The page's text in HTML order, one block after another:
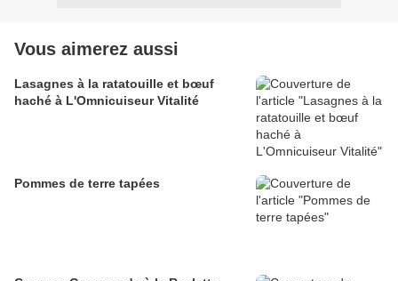
Vous aimerez aussi
Lasagnes à la ratatouille et bœuf
haché à L'Omnicuiseur Vitalité
Pommes de terre tapées